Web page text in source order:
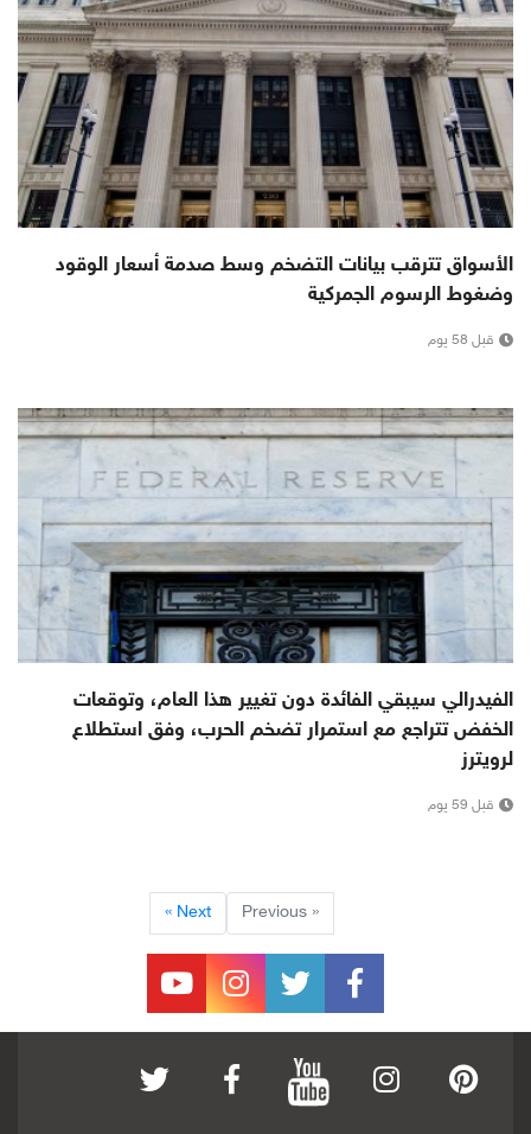
الأسواق تترقب بيانات التضخم وسط صدمة أسعار الوقود
وضغوط الرسوم الجمركية
قبل 58 يوم
الفيدرالي سيبقي الفائدة دون تغيير هذا العام، وتوقعات
الخفض تتراجع مع استمرار تضخم الحرب، وفق استطلاع
لرويترز
قبل 59 يوم
« Previous
Next »